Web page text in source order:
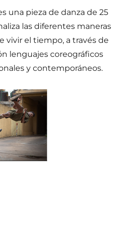
una pieza de danza de 25
las diferentes maneras
vivir el tiempo, a través de
lenguajes coreográficos
y contemporáneos.